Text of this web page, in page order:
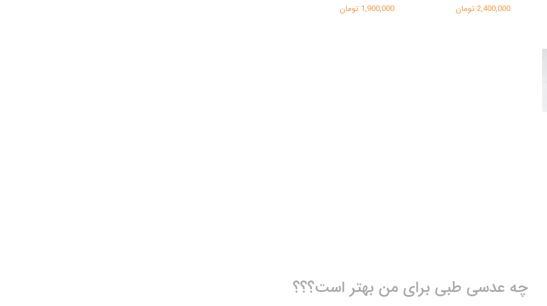
2,400,000 تومان 1,900,000 تومان
چه عدسی طبی برای من بهتر است؟؟؟